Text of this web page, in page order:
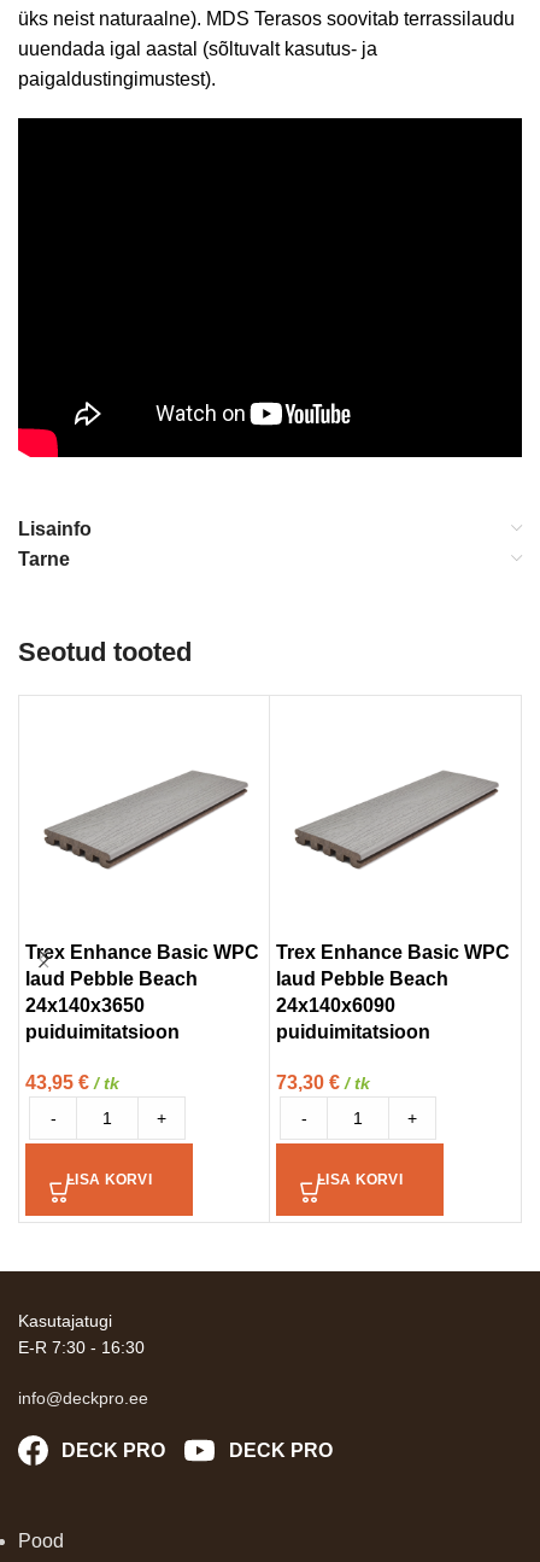
üks neist naturaalne). MDS Terasos soovitab terrassilaudu
uuendada igal aastal (sõltuvalt kasutus- ja
paigaldustingimustest).
Lisainfo
Tarne
Seotud tooted
Trex Enhance Basic WPC
laud Pebble Beach
24x140x3650
puiduimitatsioon
43,95 € / tk
-
+
LISA KORVI
Trex Enhance Basic WPC
laud Pebble Beach
24x140x6090
puiduimitatsioon
73,30 € / tk
-
+
LISA KORVI
Kasutajatugi
E-R 7:30 - 16:30
info@deckpro.ee
DECK PRO DECK PRO
Pood